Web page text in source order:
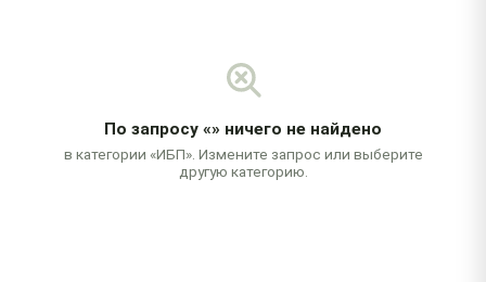
По запросу «» ничего не найдено
в категории «ИБП». Измените запрос или выберите
другую категорию.